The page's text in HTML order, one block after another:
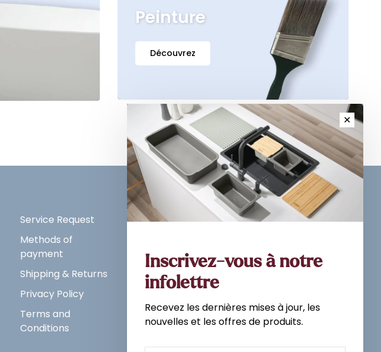
Peinture
Découvrez
Service Request
Methods of
payment
Shipping & Returns
Privacy Policy
Terms and
Conditions
Sign up for our newsletter and
Subscribe
✕
Inscrivez-vous à notre
infolettre
Recevez les dernières mises à jour, les
nouvelles et les offres de produits.